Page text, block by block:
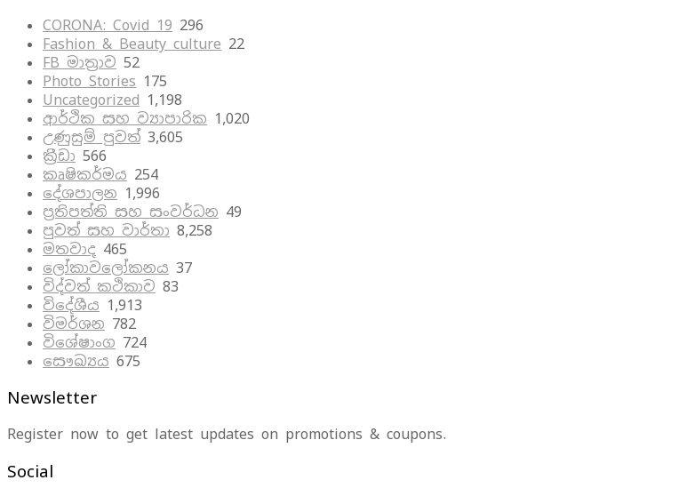
CORONA: Covid 19 296
Fashion & Beauty culture 22
FB මාත්‍රාව 52
Photo Stories 175
Uncategorized 1,198
ආර්ථික සහ ව්‍යාපාරික 1,020
උණුසුම් පුවත් 3,605
ක්‍රීඩා 566
කෘෂිකර්මය 254
දේශපාලන 1,996
ප්‍රතිපත්ති සහ සංවර්ධන 49
පුවත් සහ වාර්තා 8,258
මතවාද 465
ලෝකාවලෝකනය 37
විද්වත් කථිකාව 83
විදේශීය 1,913
විමර්ශන 782
විශේෂාංග 724
සෞඛ්‍යය 675
Newsletter
Register now to get latest updates on promotions & coupons.
Social